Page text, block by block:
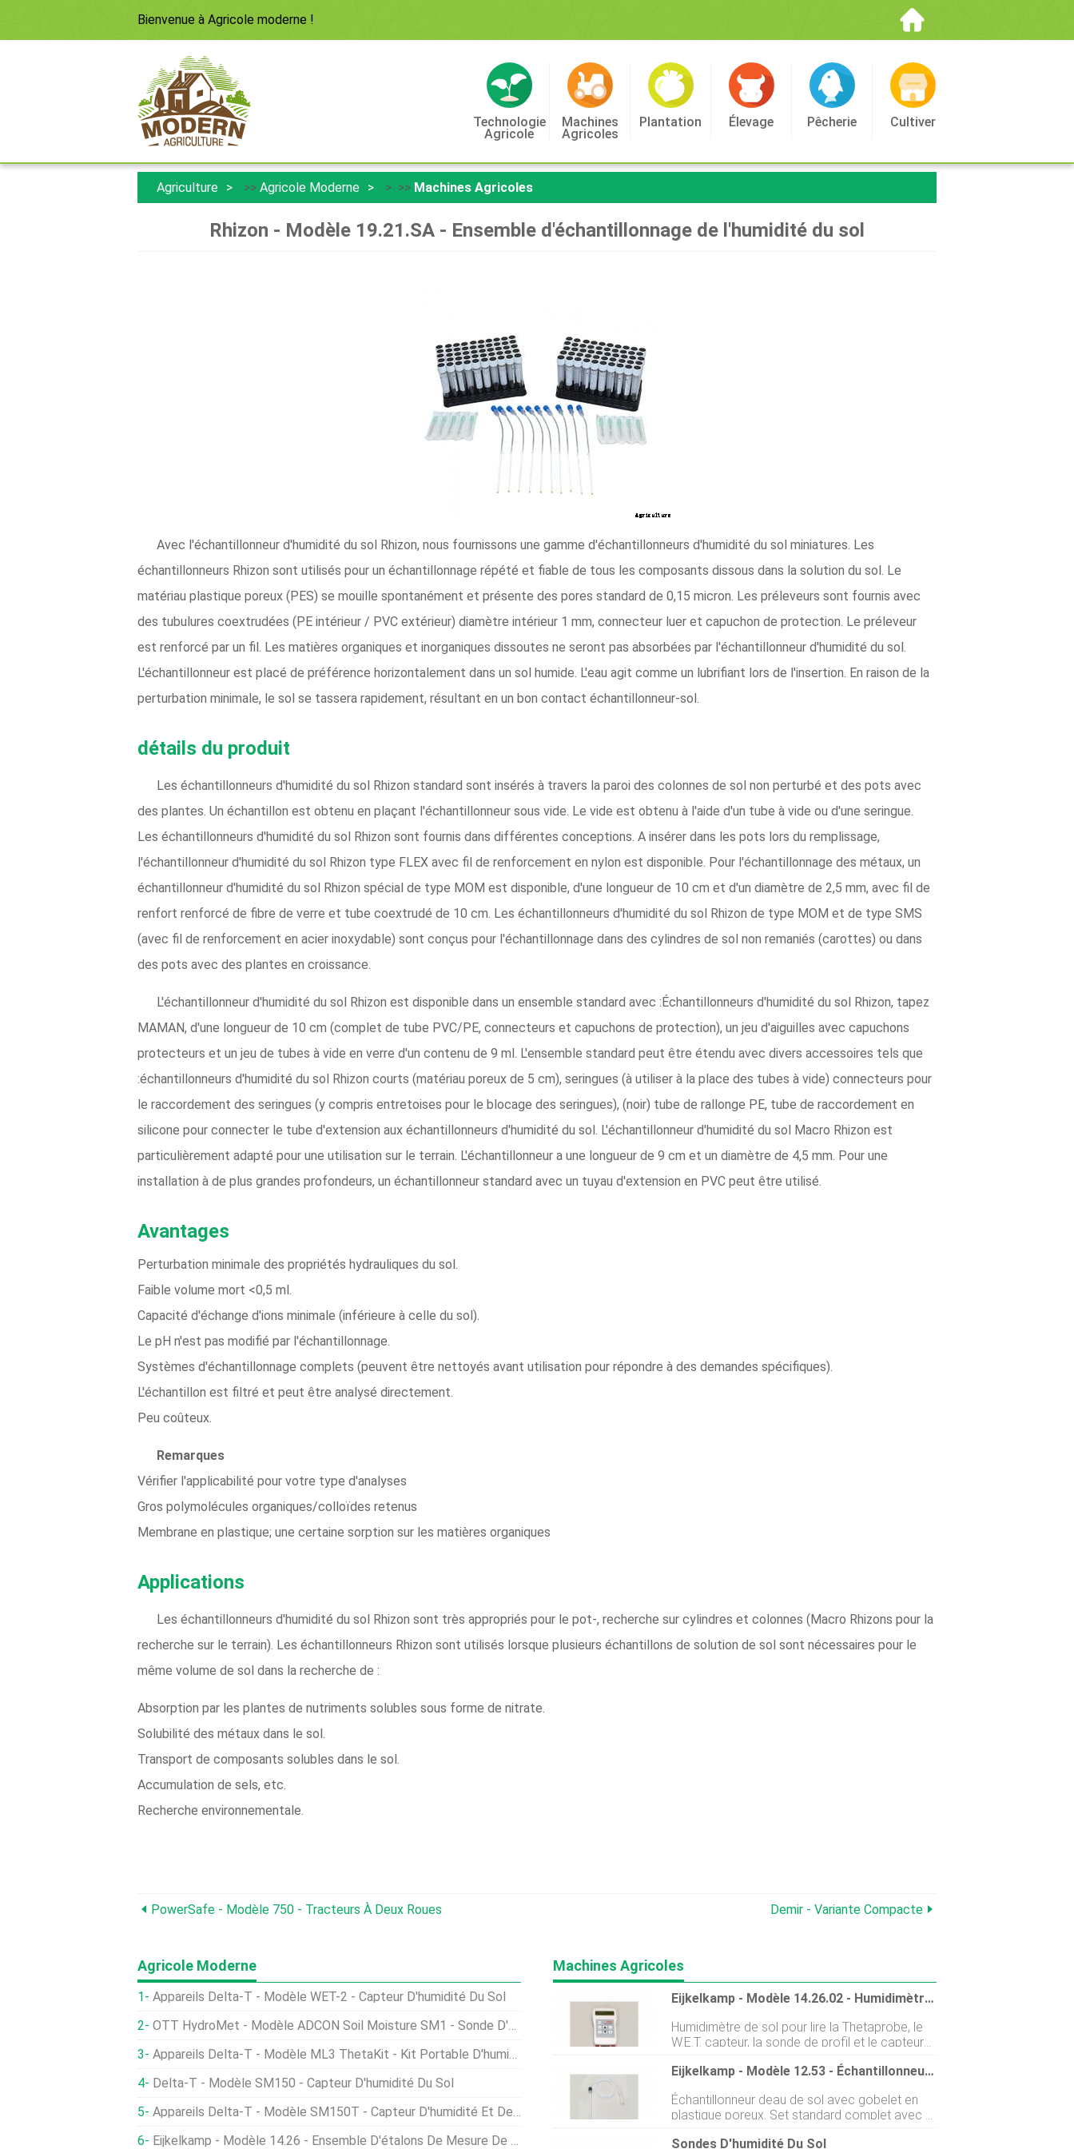
Bienvenue à Agricole moderne !
Technologie
Agricole
Machines
Agricoles
Plantation Élevage Pêcherie Cultiver
Agriculture >> Agricole Moderne > >> Machines Agricoles
Rhizon - Modèle 19.21.SA - Ensemble d'échantillonnage de l'humidité du sol
Avec l'échantillonneur d'humidité du sol Rhizon, nous fournissons une gamme d'échantillonneurs d'humidité du sol miniatures. Les
échantillonneurs Rhizon sont utilisés pour un échantillonnage répété et fiable de tous les composants dissous dans la solution du sol. Le
matériau plastique poreux (PES) se mouille spontanément et présente des pores standard de 0,15 micron. Les préleveurs sont fournis avec
des tubulures coextrudées (PE intérieur / PVC extérieur) diamètre intérieur 1 mm, connecteur luer et capuchon de protection. Le préleveur
est renforcé par un fil. Les matières organiques et inorganiques dissoutes ne seront pas absorbées par l'échantillonneur d'humidité du sol.
L'échantillonneur est placé de préférence horizontalement dans un sol humide. L'eau agit comme un lubrifiant lors de l'insertion. En raison de la
perturbation minimale, le sol se tassera rapidement, résultant en un bon contact échantillonneur-sol.
détails du produit
Les échantillonneurs d'humidité du sol Rhizon standard sont insérés à travers la paroi des colonnes de sol non perturbé et des pots avec
des plantes. Un échantillon est obtenu en plaçant l'échantillonneur sous vide. Le vide est obtenu à l'aide d'un tube à vide ou d'une seringue.
Les échantillonneurs d'humidité du sol Rhizon sont fournis dans différentes conceptions. A insérer dans les pots lors du remplissage,
l'échantillonneur d'humidité du sol Rhizon type FLEX avec fil de renforcement en nylon est disponible. Pour l'échantillonnage des métaux, un
échantillonneur d'humidité du sol Rhizon spécial de type MOM est disponible, d'une longueur de 10 cm et d'un diamètre de 2,5 mm, avec fil de
renfort renforcé de fibre de verre et tube coextrudé de 10 cm. Les échantillonneurs d'humidité du sol Rhizon de type MOM et de type SMS
(avec fil de renforcement en acier inoxydable) sont conçus pour l'échantillonnage dans des cylindres de sol non remaniés (carottes) ou dans
des pots avec des plantes en croissance.
L'échantillonneur d'humidité du sol Rhizon est disponible dans un ensemble standard avec :Échantillonneurs d'humidité du sol Rhizon, tapez
MAMAN, d'une longueur de 10 cm (complet de tube PVC/PE, connecteurs et capuchons de protection), un jeu d'aiguilles avec capuchons
protecteurs et un jeu de tubes à vide en verre d'un contenu de 9 ml. L'ensemble standard peut être étendu avec divers accessoires tels que
:échantillonneurs d'humidité du sol Rhizon courts (matériau poreux de 5 cm), seringues (à utiliser à la place des tubes à vide) connecteurs pour
le raccordement des seringues (y compris entretoises pour le blocage des seringues), (noir) tube de rallonge PE, tube de raccordement en
silicone pour connecter le tube d'extension aux échantillonneurs d'humidité du sol. L'échantillonneur d'humidité du sol Macro Rhizon est
particulièrement adapté pour une utilisation sur le terrain. L'échantillonneur a une longueur de 9 cm et un diamètre de 4,5 mm. Pour une
installation à de plus grandes profondeurs, un échantillonneur standard avec un tuyau d'extension en PVC peut être utilisé.
Avantages
Perturbation minimale des propriétés hydrauliques du sol.
Faible volume mort <0,5 ml.
Capacité d'échange d'ions minimale (inférieure à celle du sol).
Le pH n'est pas modifié par l'échantillonnage.
Systèmes d'échantillonnage complets (peuvent être nettoyés avant utilisation pour répondre à des demandes spécifiques).
L'échantillon est filtré et peut être analysé directement.
Peu coûteux.
Remarques
Vérifier l'applicabilité pour votre type d'analyses
Gros polymolécules organiques/colloïdes retenus
Membrane en plastique; une certaine sorption sur les matières organiques
Applications
Les échantillonneurs d'humidité du sol Rhizon sont très appropriés pour le pot-, recherche sur cylindres et colonnes (Macro Rhizons pour la
recherche sur le terrain). Les échantillonneurs Rhizon sont utilisés lorsque plusieurs échantillons de solution de sol sont nécessaires pour le
même volume de sol dans la recherche de :
Absorption par les plantes de nutriments solubles sous forme de nitrate.
Solubilité des métaux dans le sol.
Transport de composants solubles dans le sol.
Accumulation de sels, etc.
Recherche environnementale.
PowerSafe - Modèle 750 - Tracteurs À Deux Roues Demir - Variante Compacte
Agricole Moderne
Appareils Delta-T - Modèle WET-2 - Capteur D'humidité Du Sol
OTT HydroMet - Modèle ADCON Soil Moisture SM1 - Sonde D'humidité Du Sol
Appareils Delta-T - Modèle ML3 ThetaKit - Kit Portable D'humidité Du Sol
Delta-T - Modèle SM150 - Capteur D'humidité Du Sol
Appareils Delta-T - Modèle SM150T - Capteur D'humidité Et De Température Du Sol
Eijkelkamp - Modèle 14.26 - Ensemble D'étalons De Mesure De L'humidité Du Sol Thetaprobe
Machines Agricoles
Eijkelkamp - Modèle 14.26.02 - Humidimètre Du Sol
Humidimètre de sol pour lire la Thetaprobe, le
W.E.T. capteur, la sonde de profil et le capteur
dhumidité du sol SM300. Avec prise D 25 voies.
Instructions dutilisation incluses, Logiciel PC et
de données :.csv Type de prise de
données :RS232 Capacité de stockage de
données :500...1500 Transfert de données
Eijkelkamp - Modèle 12.53 - Échantillonneur D'eau De Sol, Ø 20 Mm, Régler
Échantillonneur deau de sol avec gobelet en
plastique poreux. Set standard complet avec 3
préleveurs de Ø 20 mm (longueur 30, 60 et
90cm), 3 flacons échantillons avec bouchons,
Sondes D'humidité Du Sol